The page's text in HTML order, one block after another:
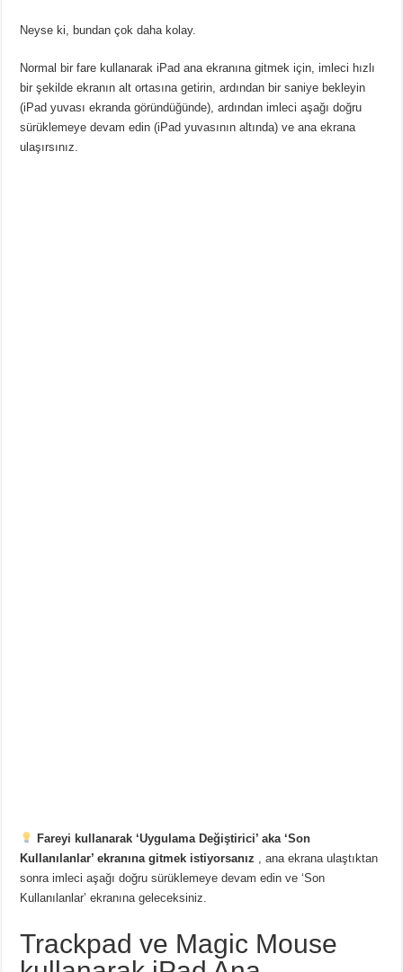
Neyse ki, bundan çok daha kolay.
Normal bir fare kullanarak iPad ana ekranına gitmek için, imleci hızlı
bir şekilde ekranın alt ortasına getirin, ardından bir saniye bekleyin
(iPad yuvası ekranda göründüğünde), ardından imleci aşağı doğru
sürüklemeye devam edin (iPad yuvasının altında) ve ana ekrana
ulaşırsınız.
Fareyi kullanarak ‘Uygulama Değiştirici’ aka ‘Son
Kullanılanlar’ ekranına gitmek istiyorsanız , ana ekrana ulaştıktan
sonra imleci aşağı doğru sürüklemeye devam edin ve ‘Son
Kullanılanlar’ ekranına geleceksiniz.
Trackpad ve Magic Mouse